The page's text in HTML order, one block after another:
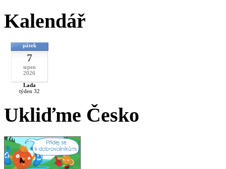
Kalendář
pátek
7
srpen
2026
Lada
týden 32
Ukliďme Česko